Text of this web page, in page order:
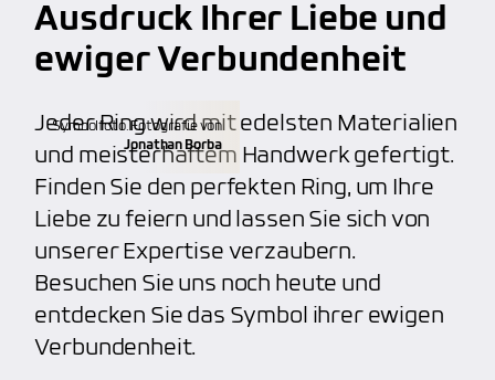
individuelle Gravuren(Fingerabdruck, etc.)
Anfertigung von individuellen Trauringen
Ausdruck Ihrer Liebe und
ewiger Verbundenheit
Jeder Ring wird mit edelsten Materialien
und meisterhaftem Handwerk gefertigt.
Finden Sie den perfekten Ring, um Ihre
Liebe zu feiern und lassen Sie sich von
unserer Expertise verzaubern.
Besuchen Sie uns noch heute und
entdecken Sie das Symbol ihrer ewigen
Verbundenheit.
Symbolfoto. Fotografie von
Jonathan Borba